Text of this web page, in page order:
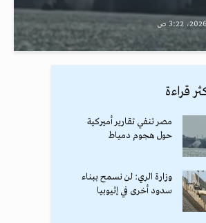
قراءة
مصر تنفي تقارير أميركية
حول هجوم دمياط
وزارة الري: لن نسمح ببناء
سدود أخرى في إثيوبيا